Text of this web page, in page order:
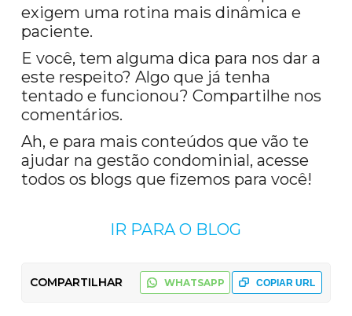
exigem uma rotina mais dinâmica e
paciente.
E você, tem alguma dica para nos dar a
este respeito? Algo que já tenha
tentado e funcionou? Compartilhe nos
comentários.
Ah, e para mais conteúdos que vão te
ajudar na gestão condominial, acesse
todos os blogs que fizemos para você!
IR PARA O BLOG
COMPARTILHAR COPIAR URL
WHATSAPP